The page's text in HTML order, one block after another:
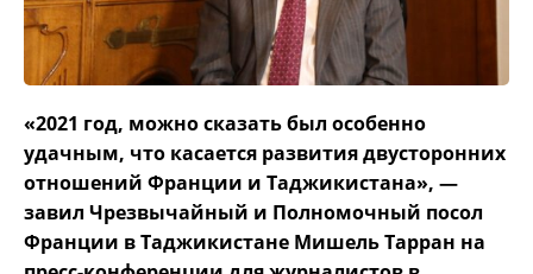
«2021 год, можно сказать был особенно
удачным, что касается развития двусторонних
отношений Франции и Таджикистана», —
завил Чрезвычайный и Полномочный посол
Франции в Таджикистане Мишель Тарран на